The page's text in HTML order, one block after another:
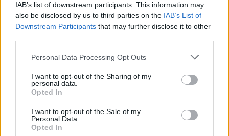
IAB’s list of downstream participants. This information may
also be disclosed by us to third parties on the IAB’s List of
Downstream Participants that may further disclose it to other
Personal Data Processing Opt Outs
I want to opt-out of the Sharing of my
personal data.
Opted In
I want to opt-out of the Sale of my
Personal Data.
Opted In
Brigitte Macron !
30 mai 2024